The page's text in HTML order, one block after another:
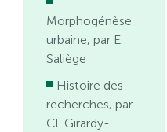
Morphogénèse
urbaine, par E.
Saliège
Histoire des
recherches, par
Cl. Girardy-